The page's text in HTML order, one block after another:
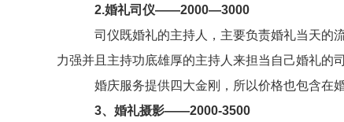
2.婚礼司仪——2000—3000
司仪既婚礼的主持人，主要负责婚礼当天的流
力强并且主持功底雄厚的主持人来担当自己婚礼的
婚庆服务提供四大金刚，所以价格也包含在婚
3、婚礼摄影——2000-3500